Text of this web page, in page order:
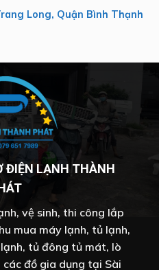
Long, Quận Bình Thạnh
ĐIỆN LẠNH THÀNH
vệ sinh, thi công lắp
mua máy lạnh, tủ lạnh,
tủ đông tủ mát, lò
đồ gia dụng tại Sài